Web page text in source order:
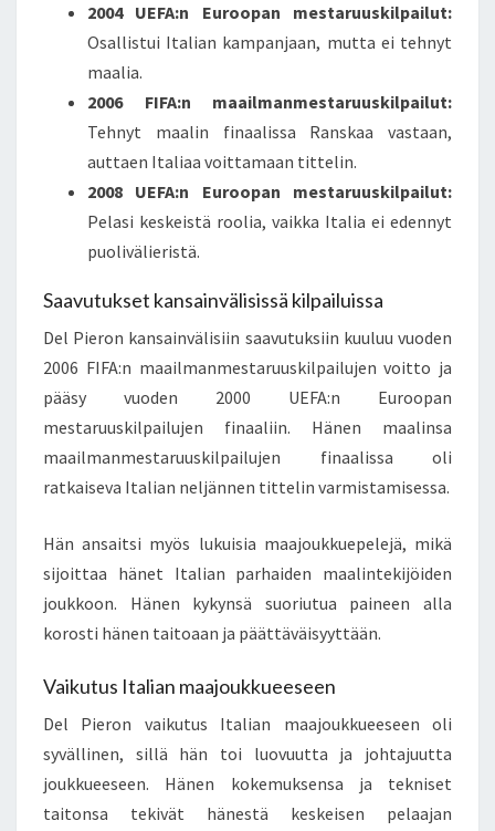
2004 UEFA:n Euroopan mestaruuskilpailut:
Osallistui Italian kampanjaan, mutta ei tehnyt
maalia.
2006 FIFA:n maailmanmestaruuskilpailut:
Tehnyt maalin finaalissa Ranskaa vastaan,
auttaen Italiaa voittamaan tittelin.
2008 UEFA:n Euroopan mestaruuskilpailut:
Pelasi keskeistä roolia, vaikka Italia ei edennyt
puolivälieristä.
Saavutukset kansainvälisissä kilpailuissa
Del Pieron kansainvälisiin saavutuksiin kuuluu vuoden
2006 FIFA:n maailmanmestaruuskilpailujen voitto ja
pääsy vuoden 2000 UEFA:n Euroopan
mestaruuskilpailujen finaaliin. Hänen maalinsa
maailmanmestaruuskilpailujen finaalissa oli
ratkaiseva Italian neljännen tittelin varmistamisessa.
Hän ansaitsi myös lukuisia maajoukkuepelejä, mikä
sijoittaa hänet Italian parhaiden maalintekijöiden
joukkoon. Hänen kykynsä suoriutua paineen alla
korosti hänen taitoaan ja päättäväisyyttään.
Vaikutus Italian maajoukkueeseen
Del Pieron vaikutus Italian maajoukkueeseen oli
syvällinen, sillä hän toi luovuutta ja johtajuutta
joukkueeseen. Hänen kokemuksensa ja tekniset
taitonsa tekivät hänestä keskeisen pelaajan